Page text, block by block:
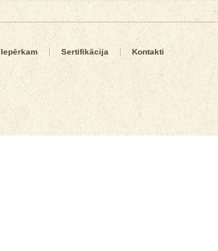
Iepērkam Sertifikācija Kontakti